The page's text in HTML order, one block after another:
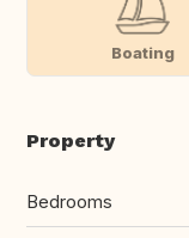
Boating
Property
Bedrooms